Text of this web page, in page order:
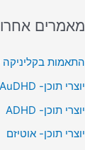
r
o
מאמרים
התאמות בקליניקה
יוצרי תוכן- AuDHD (הפרעת קשב ואוטיזם יחד)
יוצרי תוכן- ADHD
יוצרי תוכן- אוטיזם